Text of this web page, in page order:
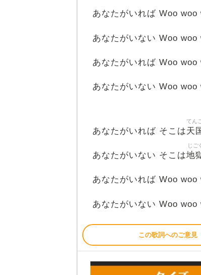
あなたがいれば Woo woo
あなたがいない Woo woo
あなたがいれば Woo woo
あなたがいない Woo woo
あなたがいれば そこは天
てん
あなたがいない そこは地
じごく
あなたがいれば Woo woo
あなたがいない Woo woo
この歌詞へのご意見